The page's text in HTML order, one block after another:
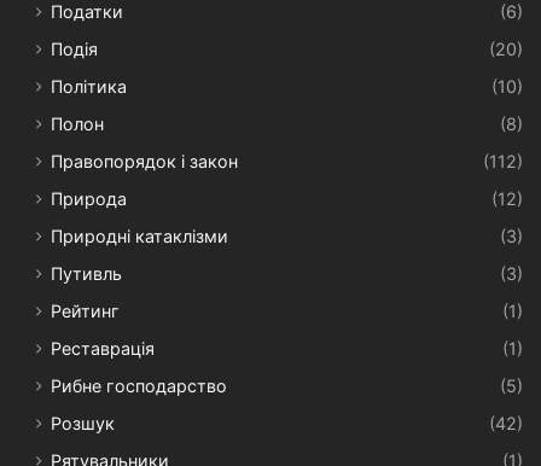
Податки
(6)
Подія
(20)
Політика
(10)
Полон
(8)
Правопорядок і закон
(112)
Природа
(12)
Природні катаклізми
(3)
Путивль
(3)
Рейтинг
(1)
Реставрація
(1)
Рибне господарство
(5)
Розшук
(42)
Рятувальники
(1)